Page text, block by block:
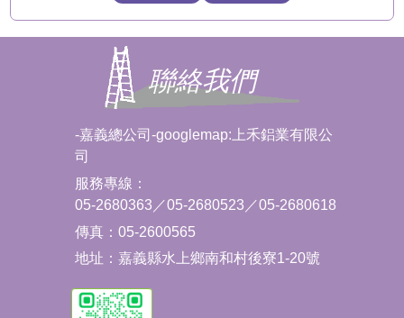
聯絡我們
-嘉義總公司-googlemap:上禾鋁業有限公
司
服務專線：
05-2680363 ／05-2680523 ／05-2680618
傳真：05-2600565
地址： 嘉義縣水上鄉南和村後寮1-20號